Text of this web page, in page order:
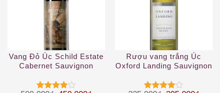
Vang Đỏ Úc Schild Estate
Cabernet Sauvignon
Rượu vang trắng Úc
Oxford Landing Sauvignon